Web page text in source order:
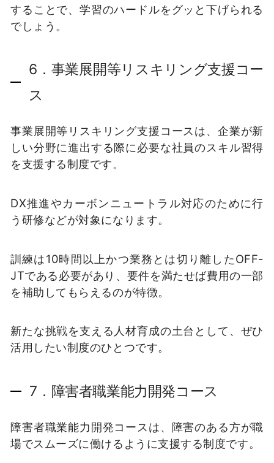
することで、学習のハードルをグッと下げられる
でしょう。
6．事業展開等リスキリング支援コー
ス
事業展開等リスキリング支援コースは、企業が新
しい分野に進出する際に必要な社員のスキル習得
を支援する制度です。
DX推進やカーボンニュートラル対応のために行
う研修などが対象になります。
訓練は10時間以上かつ業務とは切り離したOFF-
JTである必要があり、要件を満たせば費用の一部
を補助してもらえるのが特徴。
新たな挑戦を支える人材育成の土台として、ぜひ
活用したい制度のひとつです。
7．障害者職業能力開発コース
障害者職業能力開発コースは、障害のある方が職
場でスムーズに働けるように支援する制度です。